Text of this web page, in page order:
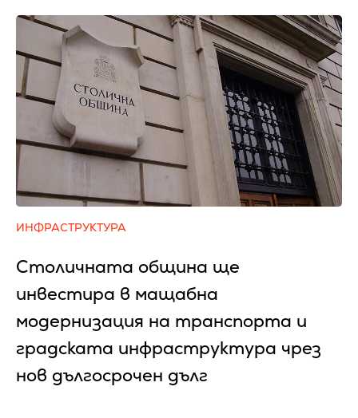
ИНФРАСТРУКТУРА
Столичната община ще
инвестира в мащабна
модернизация на транспорта и
градската инфраструктура чрез
нов дългосрочен дълг